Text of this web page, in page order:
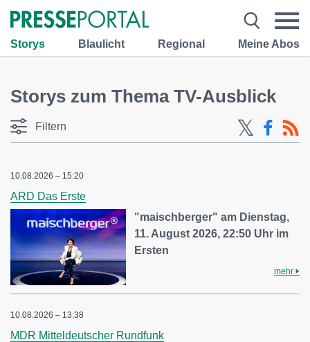
Storys Blaulicht Regional Meine Abos
Storys zum Thema TV-Ausblick
Filtern
10.08.2026 – 15:20
ARD Das Erste
"maischberger" am Dienstag,
11. August 2026, 22:50 Uhr im
Ersten
mehr
10.08.2026 – 13:38
MDR Mitteldeutscher Rundfunk